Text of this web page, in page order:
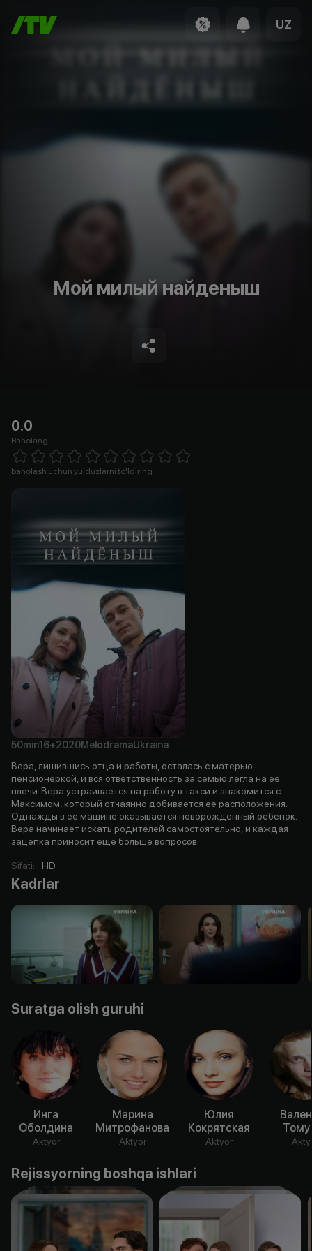
UZ
Мой милый найденыш
0.0
Baholang
1 Star 2 Stars 3 Stars 4 Stars5 Stars 6 Stars7 Stars8 Stars
baholash uchun yulduzlarni to'ldiring
50min16+2020MelodramaUkraina
Вера, лишившись отца и работы, осталась с матерью-
пенсионеркой, и вся ответственность за семью легла на ее
плечи. Вера устраивается на работу в такси и знакомится с
Максимом, который отчаянно добивается ее расположения.
Однажды в ее машине оказывается новорожденный ребенок.
Вера начинает искать родителей самостоятельно, и каждая
зацепка приносит еще больше вопросов.
Sifati: HD
Kadrlar
Suratga olish guruhi
Инга
Оболдина
Aktyor
Марина
Митрофанова
Aktyor
Юлия
Кокрятская
Aktyor
Rejissyorning boshqa ishlari